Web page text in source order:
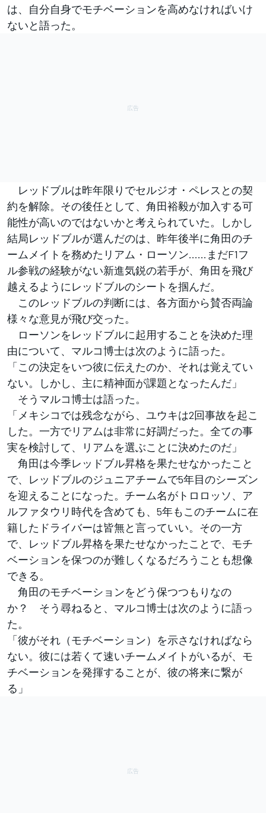
は、自分自身でモチベーションを高めなければいけ
ないと語った。
レッドブルは昨年限りでセルジオ・ペレスとの契
約を解除。その後任として、角田裕毅が加入する可
能性が高いのではないかと考えられていた。しかし
結局レッドブルが選んだのは、昨年後半に角田のチ
ームメイトを務めたリアム・ローソン……まだF1フ
ル参戦の経験がない新進気鋭の若手が、角田を飛び
越えるようにレッドブルのシートを掴んだ。
このレッドブルの判断には、各方面から賛否両論
様々な意見が飛び交った。
ローソンをレッドブルに起用することを決めた理
由について、マルコ博士は次のように語った。
「この決定をいつ彼に伝えたのか、それは覚えてい
ない。しかし、主に精神面が課題となったんだ」
そうマルコ博士は語った。
「メキシコでは残念ながら、ユウキは2回事故を起こ
した。一方でリアムは非常に好調だった。全ての事
実を検討して、リアムを選ぶことに決めたのだ」
角田は今季レッドブル昇格を果たせなかったこと
で、レッドブルのジュニアチームで5年目のシーズン
を迎えることになった。チーム名がトロロッソ、ア
ルファタウリ時代を含めても、5年もこのチームに在
籍したドライバーは皆無と言っていい。その一方
で、レッドブル昇格を果たせなかったことで、モチ
ベーションを保つのが難しくなるだろうことも想像
できる。
角田のモチベーションをどう保つつもりなの
か？ そう尋ねると、マルコ博士は次のように語っ
た。
「彼がそれ（モチベーション）を示さなければなら
ない。彼には若くて速いチームメイトがいるが、モ
チベーションを発揮することが、彼の将来に繋が
る」